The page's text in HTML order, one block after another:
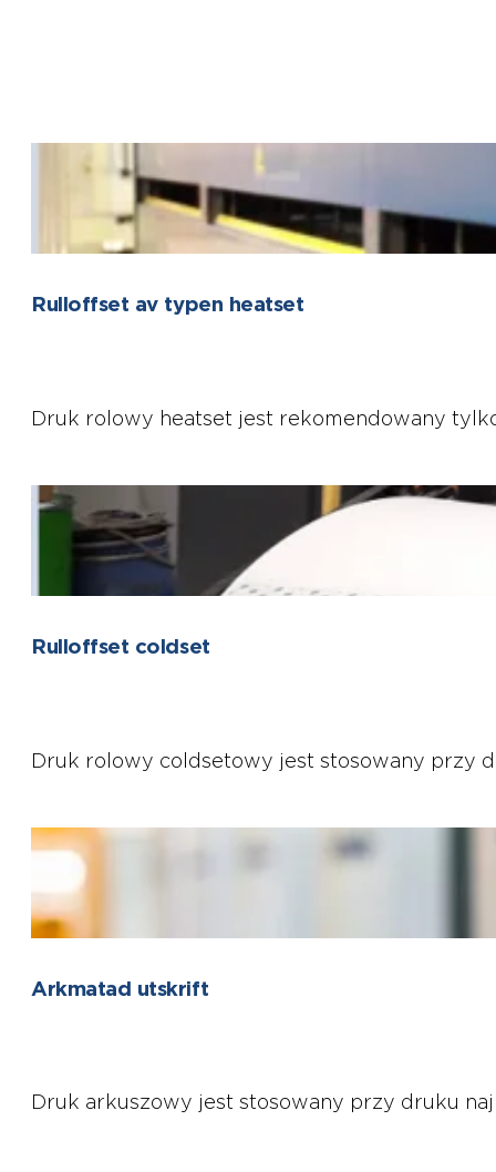
Rulloffset av typen heatset
Druk rolowy heatset jest rekomendowany
Rulloffset coldset
Druk rolowy coldsetowy jest stosowany przy
Arkmatad utskrift
Druk arkuszowy jest stosowany przy druku